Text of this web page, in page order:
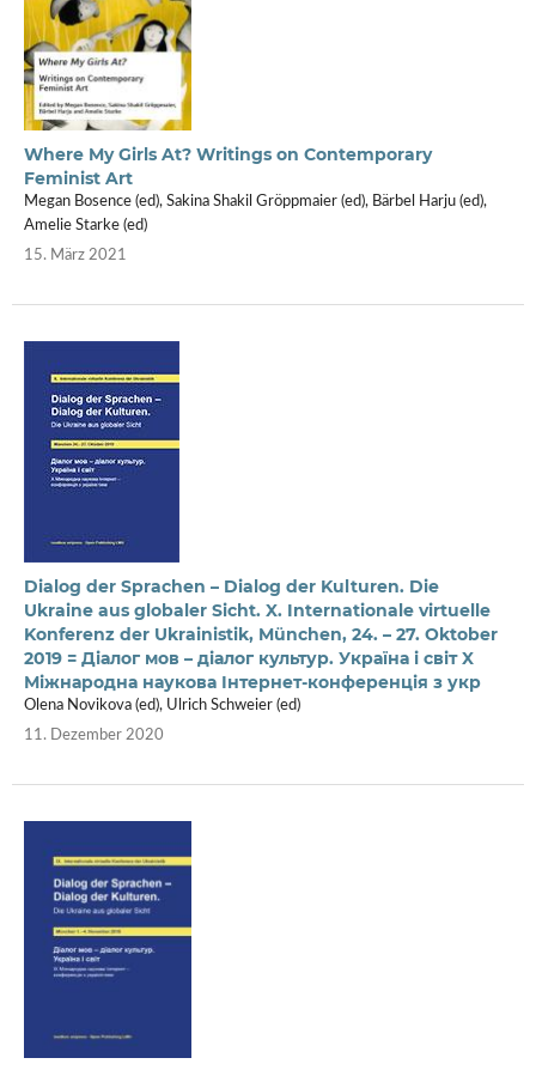
Where My Girls At? Writings on Contemporary
Feminist Art
Megan Bosence (ed), Sakina Shakil Gröppmaier (ed), Bärbel Harju (ed),
Amelie Starke (ed)
15. März 2021
Dialog der Sprachen – Dialog der Kulturen. Die
Ukraine aus globaler Sicht. X. Internationale virtuelle
Konferenz der Ukrainistik, München, 24. – 27. Oktober
2019 = Діалог мов – діалог культур. Україна і світ X
Міжнародна наукова Інтернет-конференція з укр
Olena Novikova (ed), Ulrich Schweier (ed)
11. Dezember 2020